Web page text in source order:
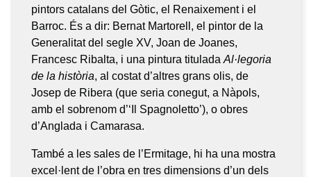
pintors catalans del Gòtic, el Renaixement i el
Barroc. És a dir: Bernat Martorell, el pintor de la
Generalitat del segle XV, Joan de Joanes,
Francesc Ribalta, i una pintura titulada Al·legoria
de la història, al costat d’altres grans olis, de
Josep de Ribera (que seria conegut, a Nàpols,
amb el sobrenom d’‘Il Spagnoletto’), o obres
d’Anglada i Camarasa.
També a les sales de l’Ermitage, hi ha una mostra
excel·lent de l’obra en tres dimensions d’un dels